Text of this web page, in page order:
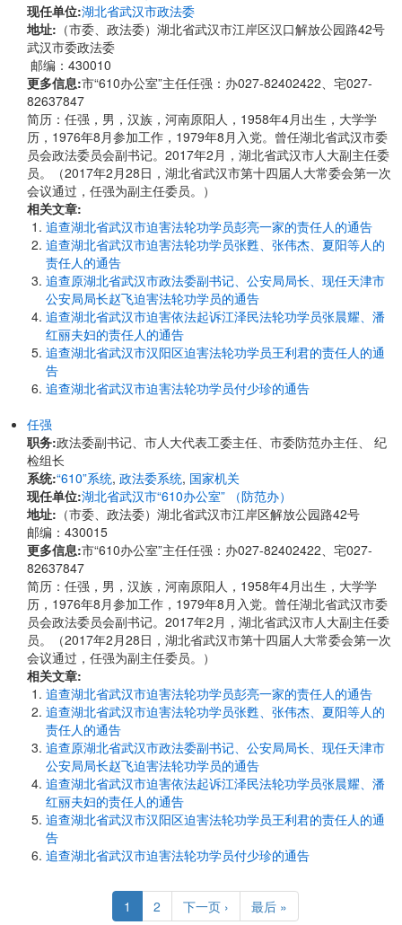
现任单位:湖北省武汉市政法委
地址: ​​（市委、政法委）湖北省武汉市江岸区汉口解放公园路42号
武汉市委政法委
邮编：430010
更多信息:市“610办公室”主任任强：办027-82402422、宅027-
82637847
简历：任强，男，汉族，河南原阳人，1958年4月出生，大学学
历，1976年8月参加工作，1979年8月入党。曾任湖北省武汉市委
员会政法委员会副书记。2017年2月，湖北省武汉市人大副主任委
员。（2017年2月28日，湖北省武汉市第十四届人大常委会第一次
会议通过，任强为副主任委员。）
相关文章:
追查湖北省武汉市迫害法轮功学员彭亮一家的责任人的通告
追查湖北省武汉市迫害法轮功学员张甦、张伟杰、夏阳等人的
责任人的通告
追查原湖北省武汉市政法委副书记、公安局局长、现任天津市
公安局局长赵飞迫害法轮功学员的通告
追查湖北省武汉市迫害依法起诉江泽民法轮功学员张晨耀、潘
红丽夫妇的责任人的通告
追查湖北省武汉市汉阳区迫害法轮功学员王利君的责任人的通
告
追查湖北省武汉市迫害法轮功学员付少珍的通告
任强
职务:政法委副书记、市人大代表工委主任、市委防范办主任、 纪
检组长
系统:“610”系统, 政法委系统, 国家机关
现任单位:湖北省武汉市“610办公室” （防范办）
地址: ​​（市委、政法委）湖北省武汉市江岸区解放公园路42号
邮编：430015
更多信息:市“610办公室”主任任强：办027-82402422、宅027-
82637847
简历：任强，男，汉族，河南原阳人，1958年4月出生，大学学
历，1976年8月参加工作，1979年8月入党。曾任湖北省武汉市委
员会政法委员会副书记。2017年2月，湖北省武汉市人大副主任委
员。（2017年2月28日，湖北省武汉市第十四届人大常委会第一次
会议通过，任强为副主任委员。）
相关文章:
追查湖北省武汉市迫害法轮功学员彭亮一家的责任人的通告
追查湖北省武汉市迫害法轮功学员张甦、张伟杰、夏阳等人的
责任人的通告
追查原湖北省武汉市政法委副书记、公安局局长、现任天津市
公安局局长赵飞迫害法轮功学员的通告
追查湖北省武汉市迫害依法起诉江泽民法轮功学员张晨耀、潘
红丽夫妇的责任人的通告
追查湖北省武汉市汉阳区迫害法轮功学员王利君的责任人的通
告
追查湖北省武汉市迫害法轮功学员付少珍的通告
Current
1 Page
2
Next
下一页 ›
Last
最后 »